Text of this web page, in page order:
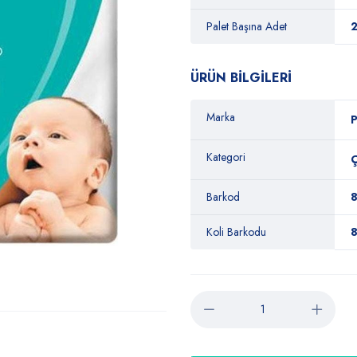
Palet Başına Adet
ÜRÜN BİLGİLERİ
Marka
Kategori
Barkod
Koli Barkodu